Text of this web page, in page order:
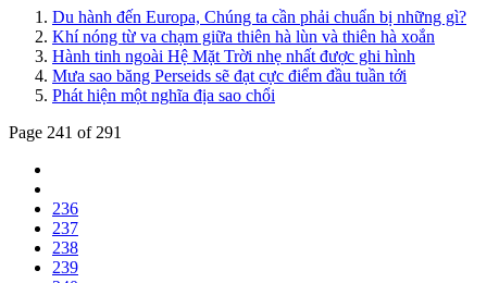
Du hành đến Europa, Chúng ta cần phải chuẩn bị những gì?
Khí nóng từ va chạm giữa thiên hà lùn và thiên hà xoắn
Hành tinh ngoài Hệ Mặt Trời nhẹ nhất được ghi hình
Mưa sao băng Perseids sẽ đạt cực điểm đầu tuần tới
Phát hiện một nghĩa địa sao chổi
Page 241 of 291
236
237
238
239